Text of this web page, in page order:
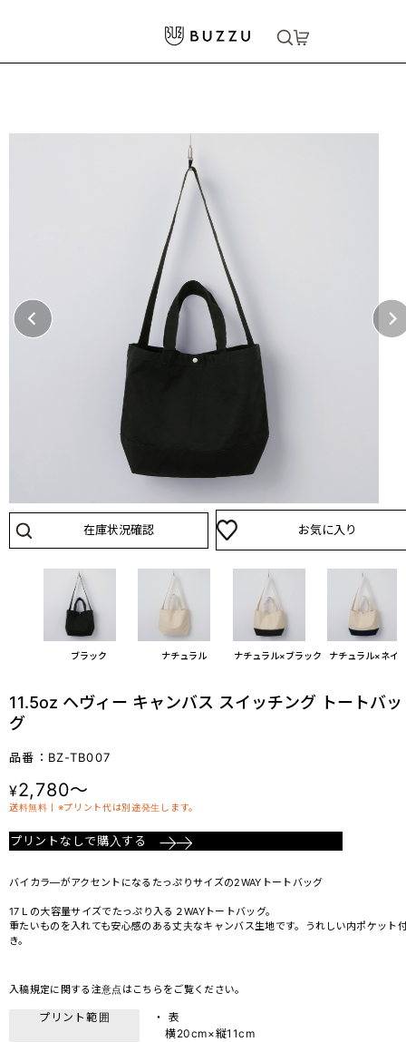
トートバッグ
11.5oz ヘヴィー キャンバス スイッチング トートバッグ
在庫状況確認 お気に入り
ブラック ナチュラル ナチュラル×ブラック ナチュラル×ネイ
11.5oz ヘヴィー キャンバス スイッチング トートバッ
グ
品番：BZ-TB007
¥2,780～
送料無料丨※プリント代は別途発生します。
プリントなしで購入する
バイカラ―がアクセントになるたっぷりサイズの2WAYトートバッグ
17Ｌの大容量サイズでたっぷり入る２WAYトートバッグ。
重たいものを入れても安心感のある丈夫なキャンバス生地です。うれしい内ポケット
き。
入稿規定に関する注意点は こちら をご覧ください。
プリント範囲
・ 表
横20cm×縦11cm